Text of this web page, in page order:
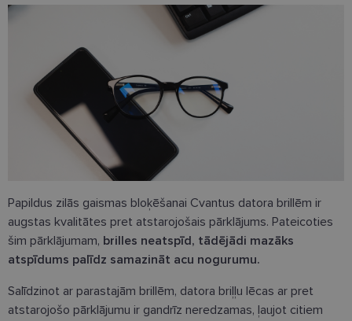
Papildus zilās gaismas bloķēšanai Cvantus datora brillēm ir
augstas kvalitātes pret atstarojošais pārklājums. Pateicoties
šim pārklājumam, brilles neatspīd, tādējādi mazāks
atspīdums palīdz samazināt acu nogurumu.
Salīdzinot ar parastajām brillēm, datora briļļu lēcas ar pret
atstarojošo pārklājumu ir gandrīz neredzamas, ļaujot citiem